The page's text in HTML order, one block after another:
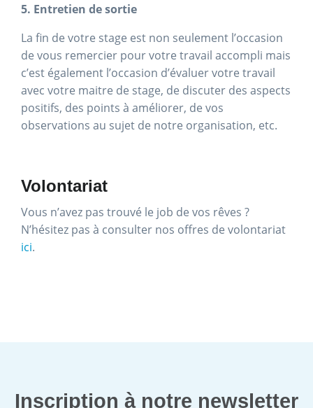
5. Entretien de sortie
La fin de votre stage est non seulement l’occasion
de vous remercier pour votre travail accompli mais
c’est également l’occasion d’évaluer votre travail
avec votre maitre de stage, de discuter des aspects
positifs, des points à améliorer, de vos
observations au sujet de notre organisation, etc.
Volontariat
Vous n’avez pas trouvé le job de vos rêves ?
N’hésitez pas à consulter nos offres de volontariat
ici.
Inscription à notre newsletter